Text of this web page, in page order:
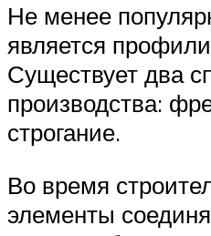
Не менее
является
Существует два
производства:
строгание.
Во время
элементы